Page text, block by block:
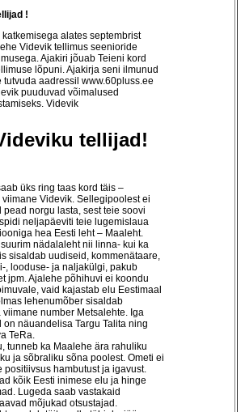
!
alates septembrist
Videvik tellimus seenioride
Ajakiri jõuab Teieni kord
lõpuni. Ajakirja seni ilmunud
aadressil www.60pluss.ee
puuduvad võimalused
Videvik
tellijad!
üks ring taas kord täis –
Videvik. Sellegipoolest ei
norgu lasta, sest teie soovi
neljapäeviti teie lugemislaua
hea Eesti leht – Maaleht.
nädalaleht nii linna- kui ka
sisaldab uudiseid, kommenätaare,
, looduse- ja naljakülgi, pakub
jpm. Ajalehe põhihuvi ei koondu
vaid kajastab elu Eestimaal
lehenumõber sisaldab
viimane number Metsalehte. Iga
on näuandelisa Targu Talita ning
TeRa.
tunneb ka Maalehe ära rahuliku
ja sõbraliku sõna poolest. Ometi ei
positiivsus hambutust ja igavust.
kõik Eesti inimese elu ja hinge
Lugeda saab vastakaid
mõjukad otsustajad.